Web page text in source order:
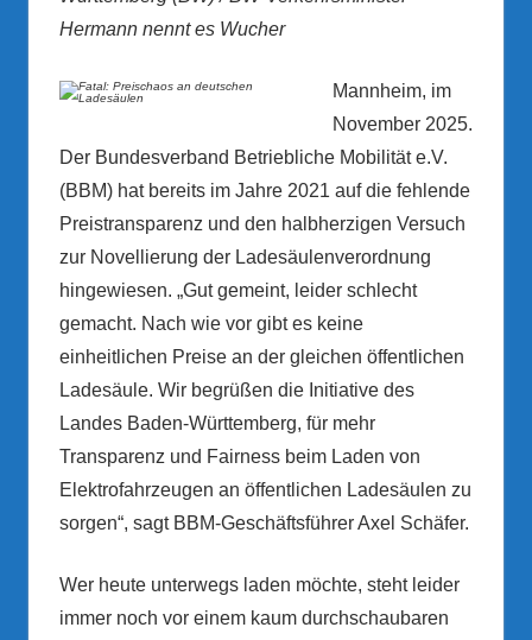
Hermann nennt es Wucher
Mannheim, im
November 2025.
Der Bundesverband Betriebliche Mobilität e.V.
(BBM) hat bereits im Jahre 2021 auf die fehlende
Preistransparenz und den halbherzigen Versuch
zur Novellierung der Ladesäulenverordnung
hingewiesen. „Gut gemeint, leider schlecht
gemacht. Nach wie vor gibt es keine
einheitlichen Preise an der gleichen öffentlichen
Ladesäule. Wir begrüßen die Initiative des
Landes Baden-Württemberg, für mehr
Transparenz und Fairness beim Laden von
Elektrofahrzeugen an öffentlichen Ladesäulen zu
sorgen“, sagt BBM-Geschäftsführer Axel Schäfer.
Wer heute unterwegs laden möchte, steht leider
immer noch vor einem kaum durchschaubaren